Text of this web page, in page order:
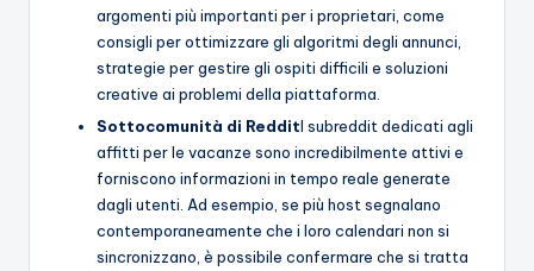
argomenti più importanti per i proprietari, come
consigli per ottimizzare gli algoritmi degli annunci,
strategie per gestire gli ospiti difficili e soluzioni
creative ai problemi della piattaforma.
Sottocomunità di RedditI subreddit dedicati agli
affitti per le vacanze sono incredibilmente attivi e
forniscono informazioni in tempo reale generate
dagli utenti. Ad esempio, se più host segnalano
contemporaneamente che i loro calendari non si
sincronizzano, è possibile confermare che si tratta